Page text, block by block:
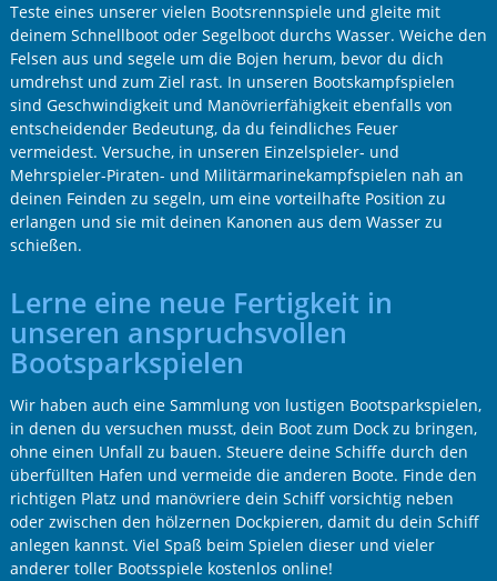
Teste eines unserer vielen Bootsrennspiele und gleite mit
deinem Schnellboot oder Segelboot durchs Wasser. Weiche den
Felsen aus und segele um die Bojen herum, bevor du dich
umdrehst und zum Ziel rast. In unseren Bootskampfspielen
sind Geschwindigkeit und Manövrierfähigkeit ebenfalls von
entscheidender Bedeutung, da du feindliches Feuer
vermeidest. Versuche, in unseren Einzelspieler- und
Mehrspieler-Piraten- und Militärmarinekampfspielen nah an
deinen Feinden zu segeln, um eine vorteilhafte Position zu
erlangen und sie mit deinen Kanonen aus dem Wasser zu
schießen.
Lerne eine neue Fertigkeit in
unseren anspruchsvollen
Bootsparkspielen
Wir haben auch eine Sammlung von lustigen Bootsparkspielen,
in denen du versuchen musst, dein Boot zum Dock zu bringen,
ohne einen Unfall zu bauen. Steuere deine Schiffe durch den
überfüllten Hafen und vermeide die anderen Boote. Finde den
richtigen Platz und manövriere dein Schiff vorsichtig neben
oder zwischen den hölzernen Dockpieren, damit du dein Schiff
anlegen kannst. Viel Spaß beim Spielen dieser und vieler
anderer toller Bootsspiele kostenlos online!